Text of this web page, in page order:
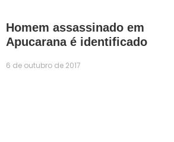
Homem assassinado em
Apucarana é identificado
6 de outubro de 2017